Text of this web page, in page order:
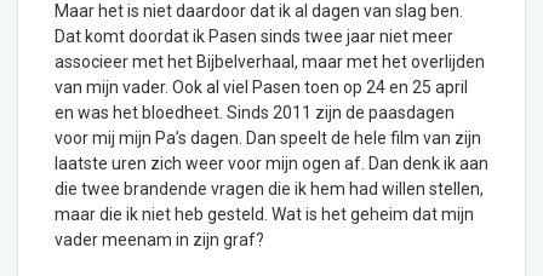
Maar het is niet daardoor dat ik al dagen van slag ben.
Dat komt doordat ik Pasen sinds twee jaar niet meer
associeer met het Bijbelverhaal, maar met het overlijden
van mijn vader. Ook al viel Pasen toen op 24 en 25 april
en was het bloedheet. Sinds 2011 zijn de paasdagen
voor mij mijn Pa’s dagen. Dan speelt de hele film van zijn
laatste uren zich weer voor mijn ogen af. Dan denk ik aan
die twee brandende vragen die ik hem had willen stellen,
maar die ik niet heb gesteld. Wat is het geheim dat mijn
vader meenam in zijn graf?